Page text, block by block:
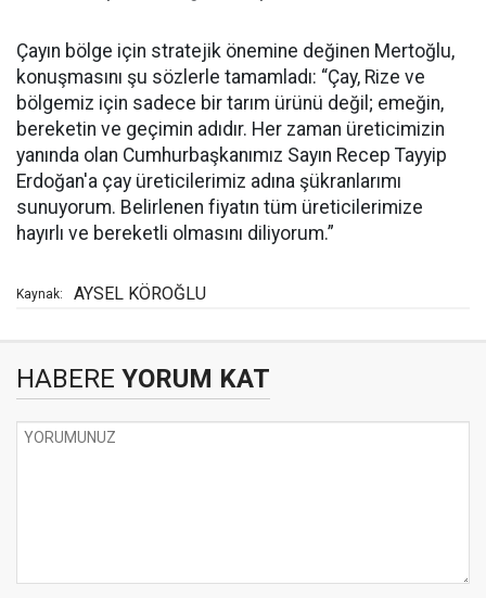
Çayın bölge için stratejik önemine değinen Mertoğlu,
konuşmasını şu sözlerle tamamladı: “Çay, Rize ve
bölgemiz için sadece bir tarım ürünü değil; emeğin,
bereketin ve geçimin adıdır. Her zaman üreticimizin
yanında olan Cumhurbaşkanımız Sayın Recep Tayyip
Erdoğan'a çay üreticilerimiz adına şükranlarımı
sunuyorum. Belirlenen fiyatın tüm üreticilerimize
hayırlı ve bereketli olmasını diliyorum.”
Kaynak: AYSEL KÖROĞLU
HABERE YORUM KAT